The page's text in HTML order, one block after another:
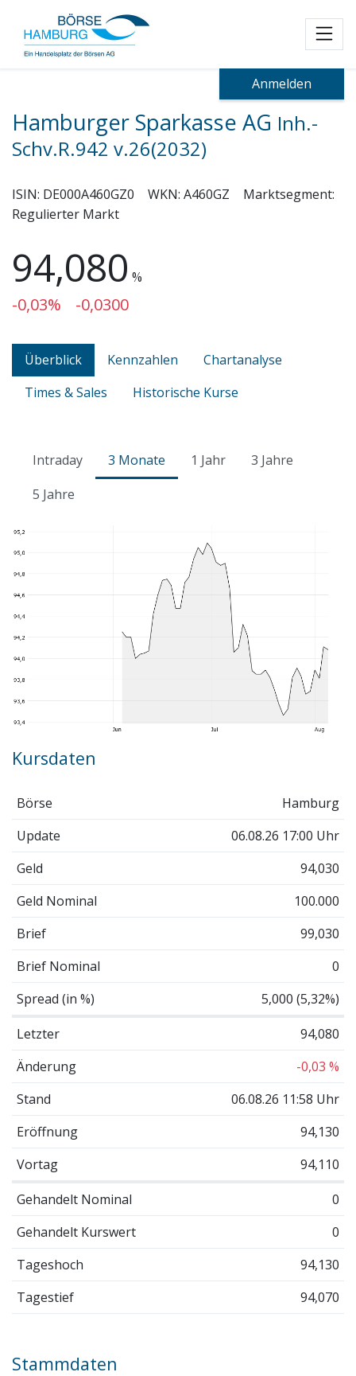
Anmelden
Hamburger Sparkasse AG Inh.-
Schv.R.942 v.26(2032)
ISIN: DE000A460GZ0 WKN: A460GZ
Marktsegment:
Regulierter Markt
94,080 %
-0,03% -0,0300
Überblick Kennzahlen
Chartanalyse
Times & Sales
Historische Kurse
Intraday 3 Monate 1 Jahr
3 Jahre
5 Jahre
Kursdaten
Börse
Hamburg
Update
06.08.26 17:00 Uhr
Geld
94,030
Geld Nominal
100.000
Brief
99,030
Brief Nominal
0
Spread (in %)
5,000 (5,32%)
Letzter
94,080
Änderung
-0,03 %
Stand
06.08.26 11:58 Uhr
Eröffnung
94,130
Vortag
94,110
Gehandelt Nominal
0
Gehandelt Kurswert
0
Tageshoch
94,130
Tagestief
94,070
Stammdaten